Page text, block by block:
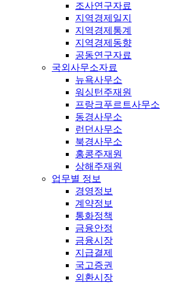
조사연구자료
지역경제일지
지역경제통계
지역경제동향
공동연구자료
국외사무소자료
뉴욕사무소
워싱턴주재원
프랑크푸르트사무소
동경사무소
런던사무소
북경사무소
홍콩주재원
상해주재원
업무별 정보
경영정보
계약정보
통화정책
금융안정
금융시장
지급결제
국고증권
외환시장